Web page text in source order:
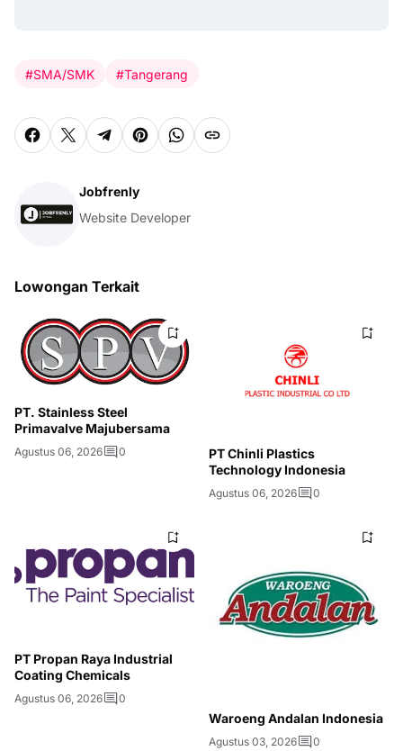
#SMA/SMK #Tangerang
Jobfrenly
Website Developer
Lowongan Terkait
PT. Stainless Steel
Primavalve Majubersama
Agustus 06, 2026 0
PT Chinli Plastics
Technology Indonesia
Agustus 06, 2026 0
PT Propan Raya Industrial
Coating Chemicals
Agustus 06, 2026 0
Waroeng Andalan Indonesia
Agustus 03, 2026 0